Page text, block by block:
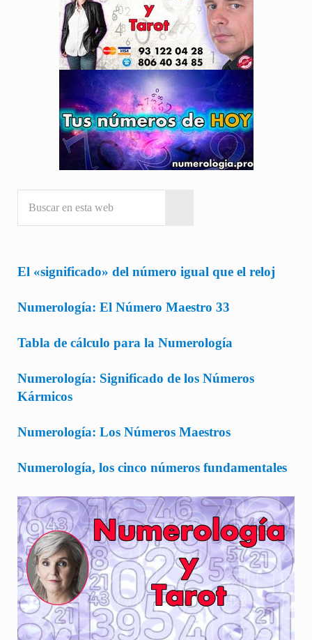
El «significado» del número igual que el reloj
Numerología: El Número Maestro 33
Tabla de cálculo para la Numerología
Numerología: Significado de los Números
Kármicos
Numerología: Los Números Maestros
Numerología, los cinco números fundamentales